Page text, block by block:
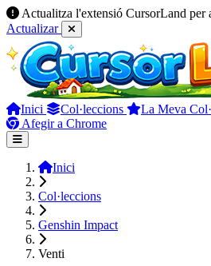
Actualitza l'extensió CursorLand per
Actualizar
Inici Col·leccions La Meva
Afegir a Chrome
Inici
Col·leccions
Genshin Impact
Venti